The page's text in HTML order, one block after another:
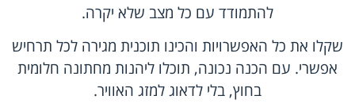
להתמודד עם כל מצב שלא יקרה.
שקלו את כל האפשרויות והכינו תוכנית מגירה לכל תרחיש
אפשרי. עם הכנה נכונה, תוכלו ליהנות מחתונה חלומית
בחוץ, בלי לדאוג למזג האוויר.